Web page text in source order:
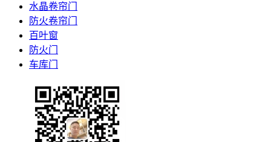
水晶卷帘门
防火卷帘门
百叶窗
防火门
车库门